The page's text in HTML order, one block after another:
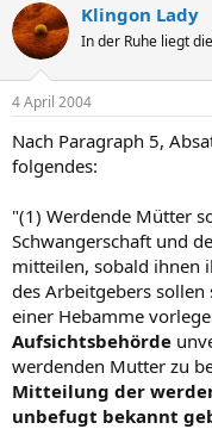
Klingon Lady
In der Ruhe liegt
4 April 2004
Nach Paragraph 5,
folgendes:
"(1) Werdende Mütter
Schwangerschaft und
mitteilen, sobald ihnen
des Arbeitgebers sollen
einer Hebamme
Aufsichtsbehörde
werdenden Mutter zu
Mitteilung der
unbefugt bekannt